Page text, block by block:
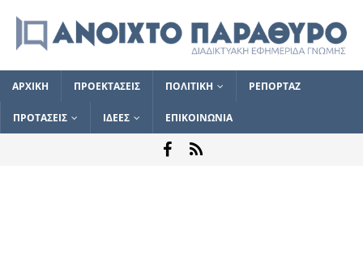
ΑΡΧΙΚΗ ΠΡΟΕΚΤΑΣΕΙΣ ΠΟΛΙΤΙΚΗ ΡΕΠΟΡΤΑΖ
ΠΡΟΤΑΣΕΙΣ ΙΔΕΕΣ ΕΠΙΚΟΙΝΩΝΙΑ